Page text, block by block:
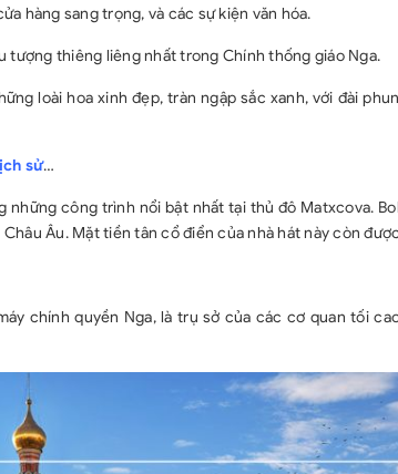
hàng sang trọng, và các sự kiện văn hóa.
tượng thiêng liêng nhất trong Chính thống giáo Nga.
loài hoa xinh đẹp, tràn ngập sắc xanh, với đài
sử…
những công trình nổi bật nhất tại thủ đô Matxcova.
Âu. Mặt tiền tân cổ điển của nhà hát này còn
chính quyền Nga, là trụ sở của các cơ quan tối